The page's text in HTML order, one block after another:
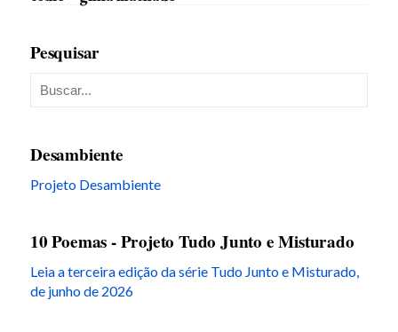
Pesquisar
Desambiente
Projeto Desambiente
10 Poemas - Projeto Tudo Junto e Misturado
Leia a terceira edição da série Tudo Junto e Misturado,
de junho de 2026